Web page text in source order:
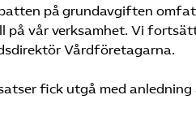
på grundavgiften
på vår verksamhet. Vi
Vårdföretagarna.
fick utgå med anledning